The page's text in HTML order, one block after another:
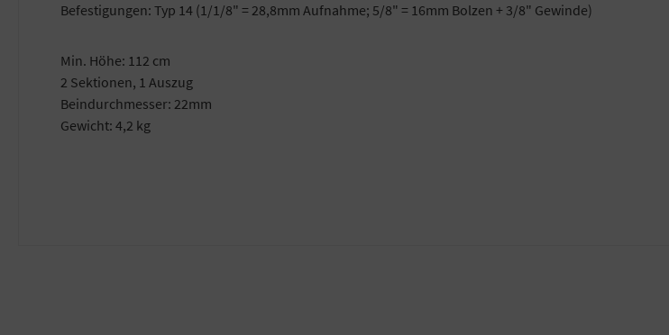
Befestigungen: Typ 14 (1/1/8" = 28,8mm Aufnahme; 5/8" = 16mm Bolzen + 3/8" Gewinde)
Min. Höhe: 112 cm
2 Sektionen, 1 Auszug
Beindurchmesser: 22mm
Gewicht: 4,2 kg